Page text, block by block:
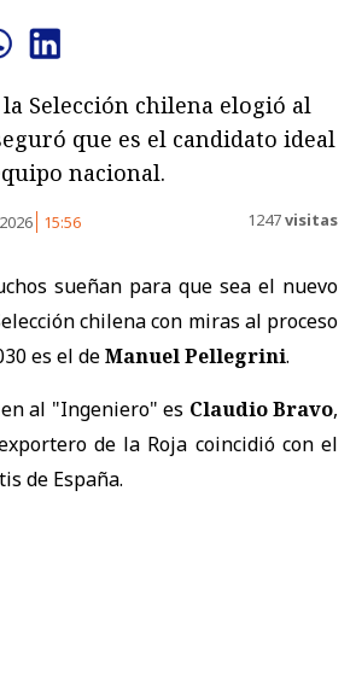
Selección chilena elogió al
que es el candidato ideal
nacional.
15:56 1247visitas
sueñan para que sea el nuevo
chilena con miras al proceso
es el deManuel Pellegrini.
al "Ingeniero" es Claudio Bravo,
de la Roja coincidió con el
de España.